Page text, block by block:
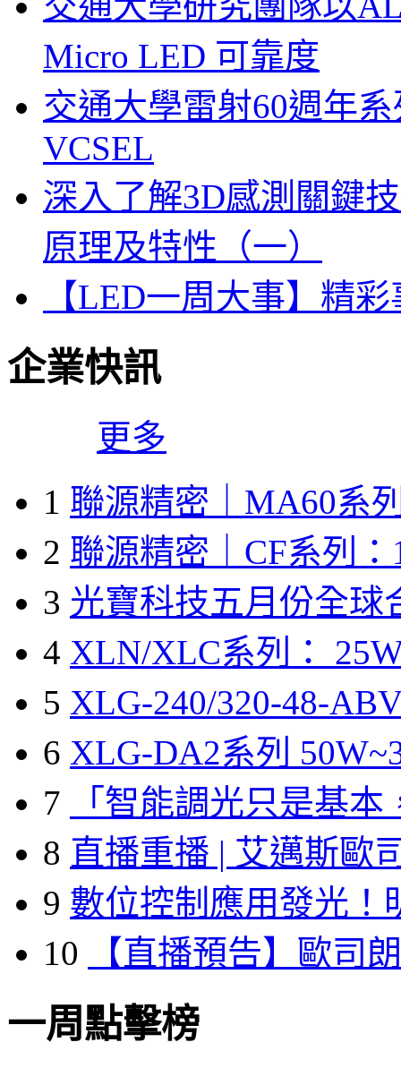
Micro LED 可靠度
交通大學雷射60週年
VCSEL
深入了解3D感測關鍵
原理及特性（一）
【LED一周大事】精
企業快訊
更多
1 聯源精密｜MA60系
2 聯源精密｜CF系列：
3 光寶科技五月份全球
4 XLN/XLC系列：
5 XLG-240/320-48-
6 XLG-DA2系列
7
「智能調光只是基本
8 直播重播 | 艾邁斯歐
9 數位控制應用發光！
10
【直播預告】歐司
一周點擊榜